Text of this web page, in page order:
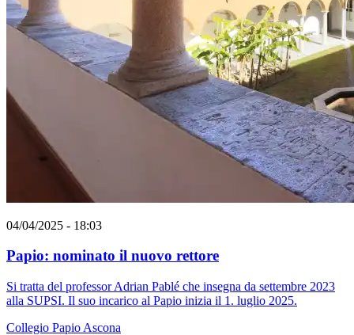
04/04/2025 - 18:03
Papio: nominato il nuovo rettore
Si tratta del professor Adrian Pablé che insegna da settembre 2023
alla SUPSI. Il suo incarico al Papio inizia il 1. luglio 2025.
Collegio Papio Ascona